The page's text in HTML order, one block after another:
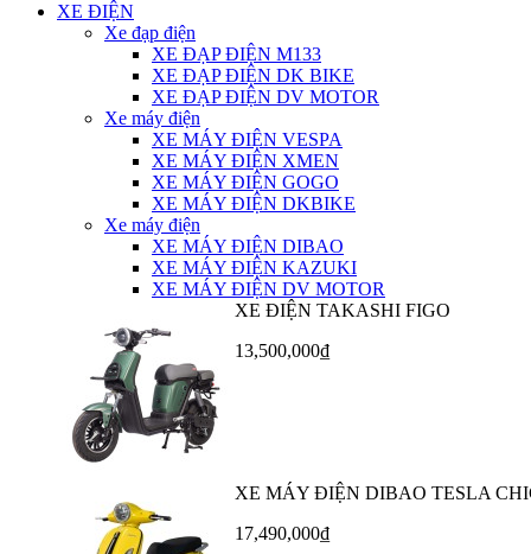
XE ĐIỆN
Xe đạp điện
XE ĐẠP ĐIỆN M133
XE ĐẠP ĐIỆN DK BIKE
XE ĐẠP ĐIỆN DV MOTOR
Xe máy điện
XE MÁY ĐIỆN VESPA
XE MÁY ĐIỆN XMEN
XE MÁY ĐIỆN GOGO
XE MÁY ĐIỆN DKBIKE
Xe máy điện
XE MÁY ĐIỆN DIBAO
XE MÁY ĐIỆN KAZUKI
XE MÁY ĐIỆN DV MOTOR
XE ĐIỆN TAKASHI FIGO
13,500,000₫
XE MÁY ĐIỆN DIBAO TESLA
17,490,000₫